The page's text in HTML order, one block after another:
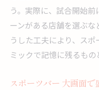
う。実際に、試合開始
ーンがある店舗を選ぶな
うした工夫により、ス
ミックで記憶に残るもの
スポーツバー 大画面